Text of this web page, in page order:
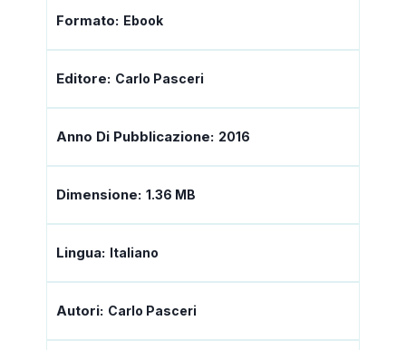
Formato: Ebook
Editore: Carlo Pasceri
Anno Di Pubblicazione: 2016
Dimensione: 1.36 MB
Lingua: Italiano
Autori: Carlo Pasceri